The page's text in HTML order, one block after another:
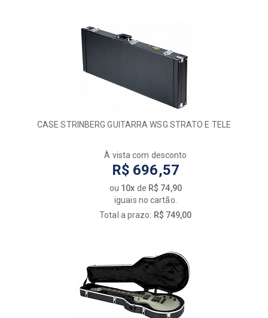
CASE STRINBERG GUITARRA WSG STRATO E TELE
À vista com desconto
R$ 696,57
ou 10x de R$ 74,90
iguais no cartão.
Total a prazo: R$ 749,00